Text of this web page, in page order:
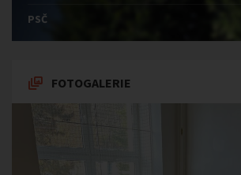
PSČ
FOTOGALERIE